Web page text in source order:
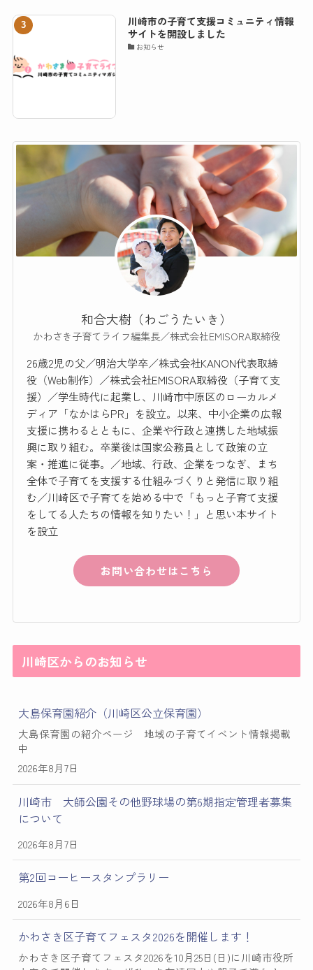
川崎市の子育て支援コミュニティ情報
サイトを開設しました
お知らせ
和合大樹（わごうたいき）
かわさき子育てライフ編集長／株式会社EMISORA取締役
26歳2児の父／明治大学卒／株式会社KANON代表取締
役（Web制作）／株式会社EMISORA取締役（子育て支
援）／学生時代に起業し、川崎市中原区のローカルメ
ディア「なかはらPR」を設立。以来、中小企業の広報
支援に携わるとともに、企業や行政と連携した地域振
興に取り組む。卒業後は国家公務員として政策の立
案・推進に従事。／地域、行政、企業をつなぎ、まち
全体で子育てを支援する仕組みづくりと発信に取り組
む／川崎区で子育てを始める中で「もっと子育て支援
をしてる人たちの情報を知りたい！」と思い本サイト
を設立
お問い合わせはこちら
川崎区からのお知らせ
大島保育園紹介（川崎区公立保育園）
2026年8月7日
大島保育園の紹介ページ 地域の子育てイベント情報掲載
中
川崎市 大師公園その他野球場の第6期指定管理者募集
について
2026年8月7日
第2回コーヒースタンプラリー
2026年8月6日
かわさき区子育てフェスタ2026を開催します！
かわさき区子育てフェスタ2026を10月25日(日)に川崎市役所